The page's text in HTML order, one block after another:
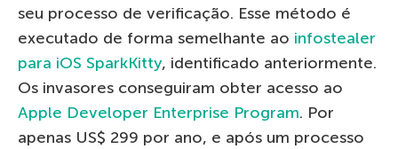
seu processo de verificação. Esse método é
executado de forma semelhante ao infostealer
para iOS SparkKitty, identificado anteriormente.
Os invasores conseguiram obter acesso ao
Apple Developer Enterprise Program. Por
apenas US$ 299 por ano, e após um processo